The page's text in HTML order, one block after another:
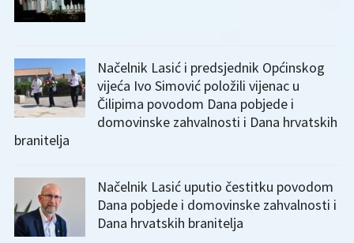
Načelnik Lasić i predsjednik Općinskog
vijeća Ivo Simović položili vijenac u
Čilipima povodom Dana pobjede i
domovinske zahvalnosti i Dana hrvatskih
branitelja
Načelnik Lasić uputio čestitku povodom
Dana pobjede i domovinske zahvalnosti i
Dana hrvatskih branitelja